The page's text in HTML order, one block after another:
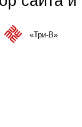
is external)«Три-В»